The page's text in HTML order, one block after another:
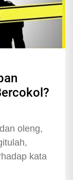
oleng,
kata